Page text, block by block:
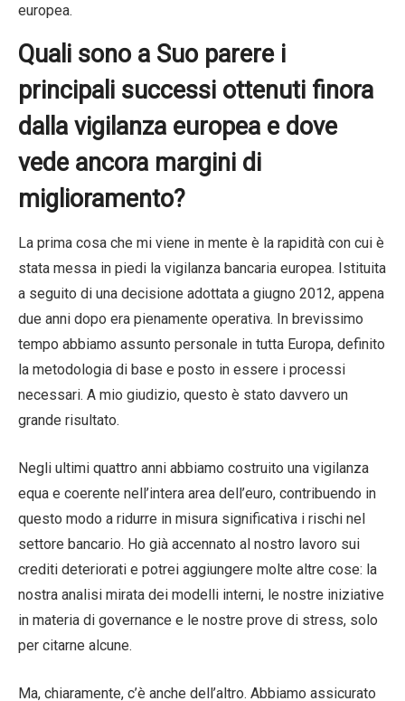
europea.
Quali sono a Suo parere i
principali successi ottenuti finora
dalla vigilanza europea e dove
vede ancora margini di
miglioramento?
La prima cosa che mi viene in mente è la rapidità con cui è
stata messa in piedi la vigilanza bancaria europea. Istituita
a seguito di una decisione adottata a giugno 2012, appena
due anni dopo era pienamente operativa. In brevissimo
tempo abbiamo assunto personale in tutta Europa, definito
la metodologia di base e posto in essere i processi
necessari. A mio giudizio, questo è stato davvero un
grande risultato.
Negli ultimi quattro anni abbiamo costruito una vigilanza
equa e coerente nell’intera area dell’euro, contribuendo in
questo modo a ridurre in misura significativa i rischi nel
settore bancario. Ho già accennato al nostro lavoro sui
crediti deteriorati e potrei aggiungere molte altre cose: la
nostra analisi mirata dei modelli interni, le nostre iniziative
in materia di governance e le nostre prove di stress, solo
per citarne alcune.
Ma, chiaramente, c’è anche dell’altro. Abbiamo assicurato